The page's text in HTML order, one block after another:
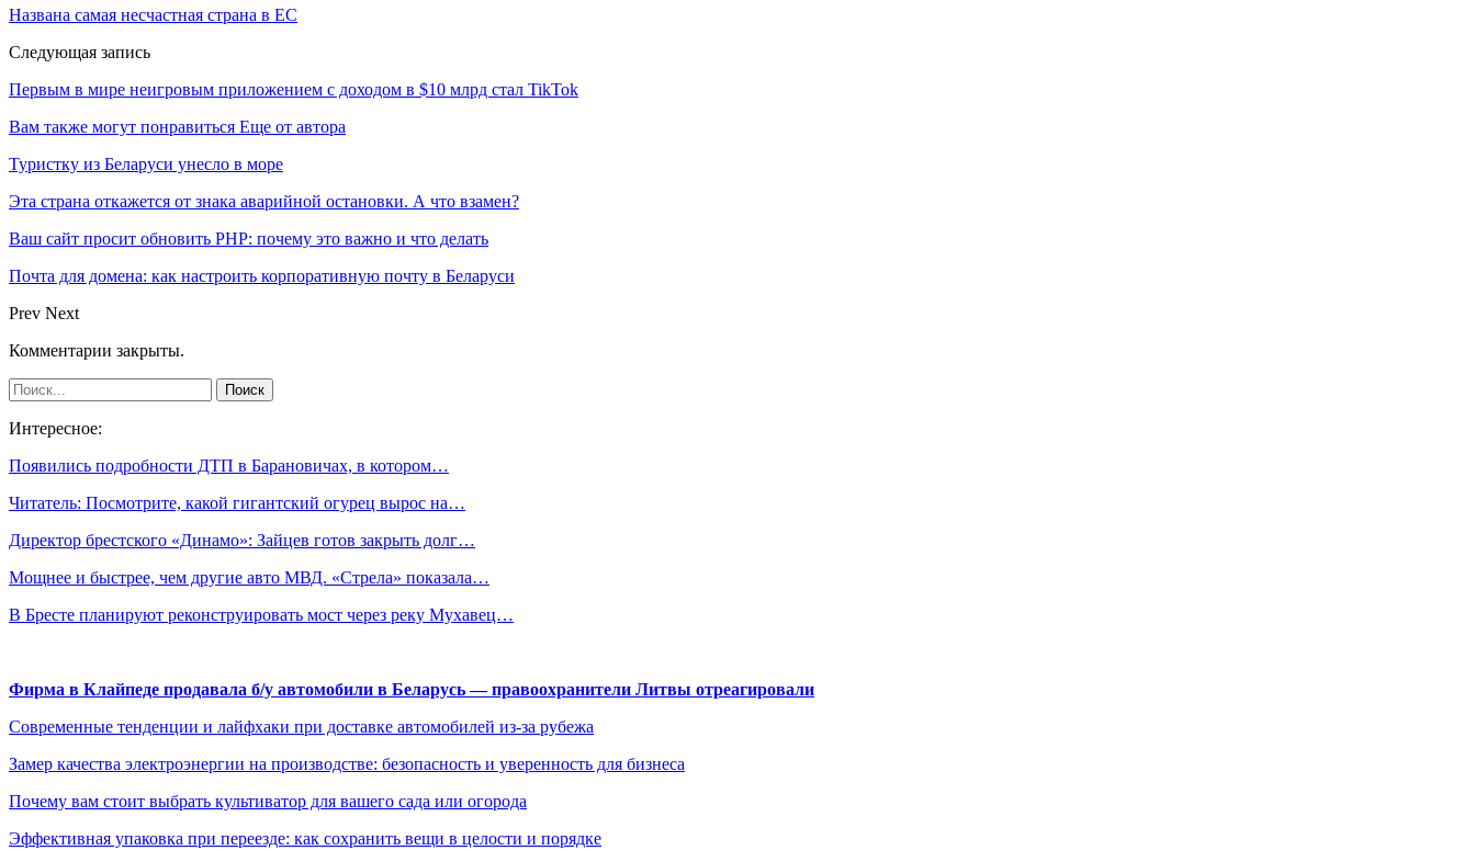
Названа самая несчастная страна в ЕС
Следующая запись
Первым в мире неигровым приложением с доходом в $10 млрд стал TikTok
Вам также могут понравиться Еще от автора
Туристку из Беларуси унесло в море
Эта страна откажется от знака аварийной остановки. А что взамен?
Ваш сайт просит обновить PHP: почему это важно и что делать
Почта для домена: как настроить корпоративную почту в Беларуси
Prev Next
Комментарии закрыты.
Интересное:
Появились подробности ДТП в Барановичах, в котором…
Читатель: Посмотрите, какой гигантский огурец вырос на…
Директор брестского «Динамо»: Зайцев готов закрыть долг…
Мощнее и быстрее, чем другие авто МВД. «Стрела» показала…
В Бресте планируют реконструировать мост через реку Мухавец…
Фирма в Клайпеде продавала б/у автомобили в Беларусь — правоохранители Литвы отреагировали
Современные тенденции и лайфхаки при доставке автомобилей из-за рубежа
Замер качества электроэнергии на производстве: безопасность и уверенность для бизнеса
Почему вам стоит выбрать культиватор для вашего сада или огорода
Эффективная упаковка при переезде: как сохранить вещи в целости и порядке